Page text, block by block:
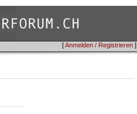
[Anmelden / Registrieren ]